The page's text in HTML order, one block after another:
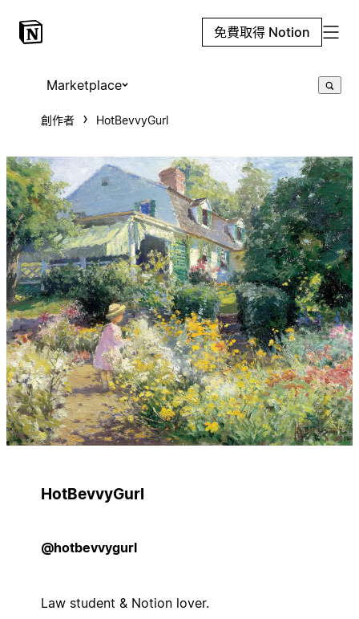
免費取得 Notion
Marketplace
創作者 HotBevvyGurl
HotBevvyGurl
@hotbevvygurl
Law student & Notion lover.